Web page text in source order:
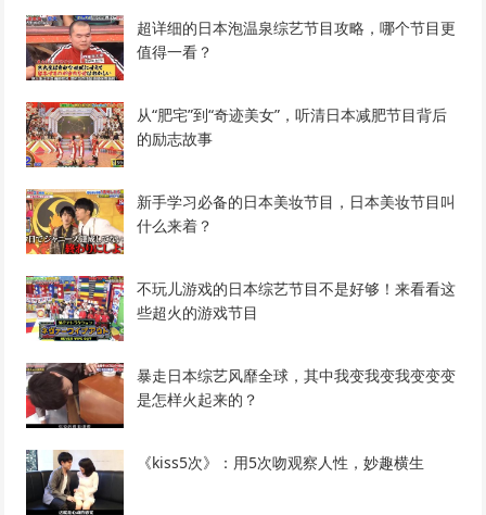
超详细的日本泡温泉综艺节目攻略，哪个节目更
值得一看？
从“肥宅”到“奇迹美女”，听清日本减肥节目背后
的励志故事
新手学习必备的日本美妆节目，日本美妆节目叫
什么来着？
不玩儿游戏的日本综艺节目不是好够！来看看这
些超火的游戏节目
暴走日本综艺风靡全球，其中我变我变我变变变
是怎样火起来的？
《kiss5次》：用5次吻观察人性，妙趣横生